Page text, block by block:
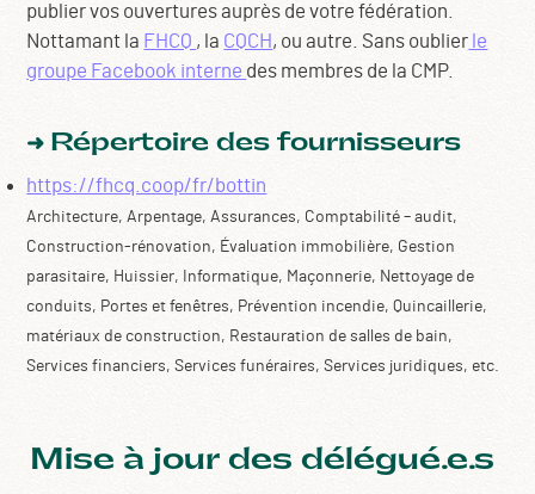
publier vos ouvertures auprès de votre fédération.
Nottamant la FHCQ , la CQCH, ou autre. Sans oublier le
groupe Facebook interne des membres de la CMP.
➜ Répertoire des fournisseurs
https://fhcq.coop/fr/bottin
Architecture,Arpentage,Assurances, Comptabilité – audit,
Construction-rénovation, Évaluation immobilière, Gestion
parasitaire, Huissier, Informatique, Maçonnerie, Nettoyage de
conduits, Portes et fenêtres, Prévention incendie,Quincaillerie,
matériaux de construction, Restauration de salles de bain,
Services financiers,Services funéraires,Services juridiques, etc.
Mise à jour des délégué.e.s